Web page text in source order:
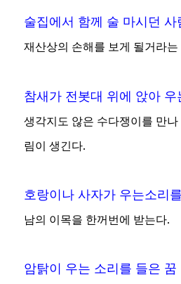
술집에서 함께 술 마시던
재산상의 손해를 보게 될거라는
참새가 전봇대 위에 앉아 우
생각지도 않은 수다쟁이를 만
림이 생긴다.
호랑이나 사자가 우는소리
남의 이목을 한꺼번에 받는다.
암탉이 우는 소리를 들은 꿈